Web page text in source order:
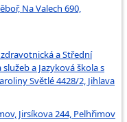
Na Valech 690,
a Střední
a Jazyková škola s
Světlé 4428/2, Jihlava
Jirsíkova 244, Pelhřimov